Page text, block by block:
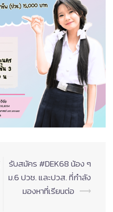
รับสมัคร #DEK68 น้อง ๆ
ม.6 ปวช. และปวส. ที่กำลัง
มองหาที่เรียนต่อ ⟶